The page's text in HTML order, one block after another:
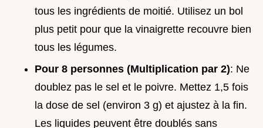
tous les ingrédients de moitié. Utilisez un bol
plus petit pour que la vinaigrette recouvre bien
tous les légumes.
Pour 8 personnes (Multiplication par 2): Ne
doublez pas le sel et le poivre. Mettez 1,5 fois
la dose de sel (environ 3 g) et ajustez à la fin.
Les liquides peuvent être doublés sans